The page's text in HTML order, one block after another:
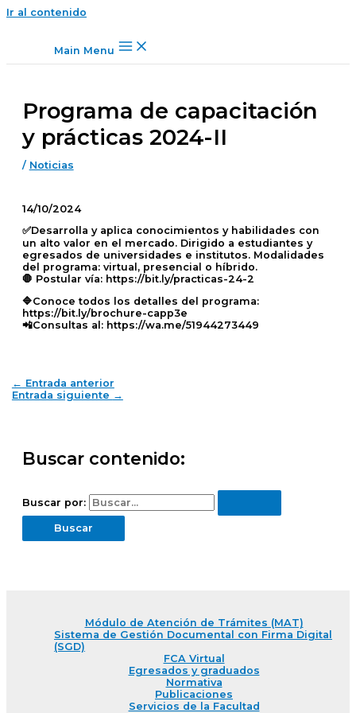
Ir al contenido
Main Menu
Programa de capacitación
y prácticas 2024-II
/ Noticias
14/10/2024
✅Desarrolla y aplica conocimientos y habilidades con
un alto valor en el mercado. Dirigido a estudiantes y
egresados de universidades e institutos. Modalidades
del programa: virtual, presencial o híbrido.
🛑 Postular vía: https://bit.ly/practicas-24-2
🔷Conoce todos los detalles del programa:
https://bit.ly/brochure-capp3e
📲Consultas al: https://wa.me/51944273449
← Entrada anterior
Entrada siguiente →
Buscar contenido:
Buscar por:
Módulo de Atención de Trámites (MAT)
Sistema de Gestión Documental con Firma Digital
(SGD)
FCA Virtual
Egresados y graduados
Normativa
Publicaciones
Servicios de la Facultad